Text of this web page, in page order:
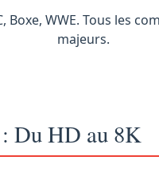
Boxe, WWE. Tous les
majeurs.
Du HD au 8K